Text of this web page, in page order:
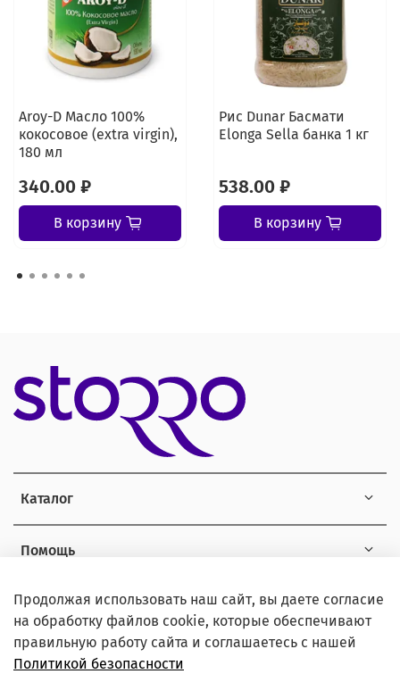
Aroy-D Масло 100%
кокосовое (extra virgin),
180 мл
340.00 ₽
В корзину
Рис Dunar Басмати
Elonga Sella банка 1 кг
538.00 ₽
В корзину
Каталог
Помощь
Информация
Продолжая использовать наш сайт, вы даете согласие
на обработку файлов cookie, которые обеспечивают
правильную работу сайта и соглашаетесь с нашей
Политикой безопасности